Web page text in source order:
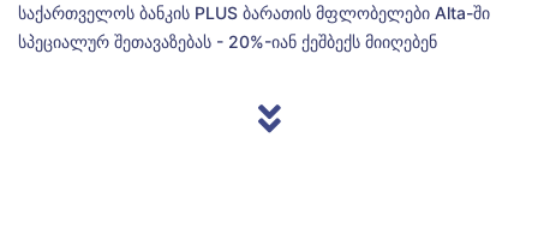
საქართველოს ბანკის PLUS ბარათის მფლობელები Alta-ში
სპეციალურ შეთავაზებას - 20%-იან ქეშბექს მიიღებენ